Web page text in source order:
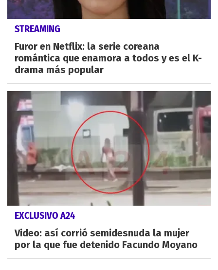
STREAMING
Furor en Netflix: la serie coreana
romántica que enamora a todos y es el K-
drama más popular
EXCLUSIVO A24
Video: así corrió semidesnuda la mujer
por la que fue detenido Facundo Moyano